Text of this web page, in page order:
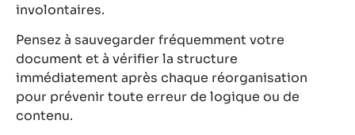
involontaires.
Pensez à sauvegarder fréquemment votre
document et à vérifier la structure
immédiatement après chaque réorganisation
pour prévenir toute erreur de logique ou de
contenu.